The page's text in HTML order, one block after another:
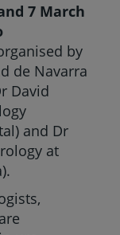
7 March
by
de Navarra
David
and Dr
at